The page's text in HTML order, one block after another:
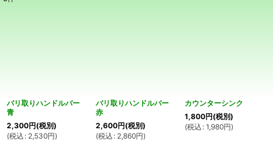
バリ取りハンドルバー
青
2,300円(税別)
(税込 : 2,530円)
バリ取りハンドルバー
赤
2,600円(税別)
(税込 : 2,860円)
カウンターシンク
1,800円(税別)
(税込 : 1,980円)